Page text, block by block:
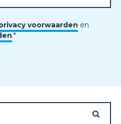
voorwaarden en
.*